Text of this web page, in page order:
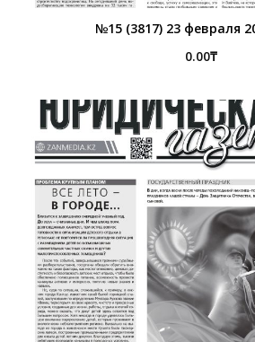
№15 (3817) 23 февраля
0.00₸